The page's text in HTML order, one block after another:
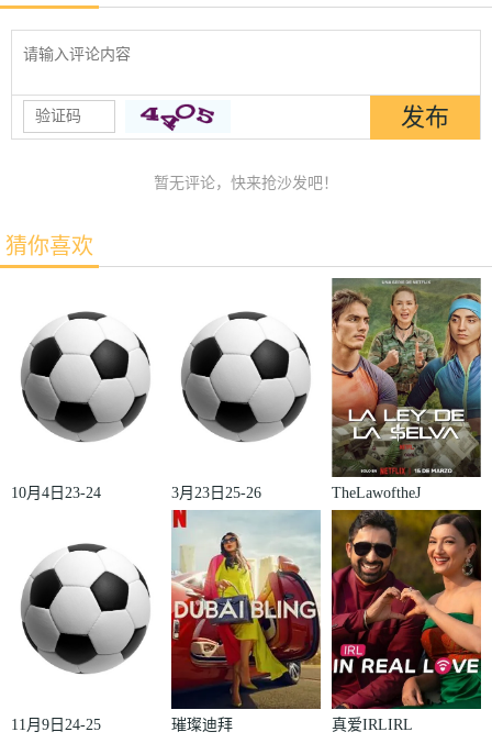
暂无评论，快来抢沙发吧！
猜你喜欢
10月4日23-24
赛第2轮那不
勒斯VS皇家
马德里
3月23日25-26
赛季法甲第27
轮雷恩VS梅
斯
TheLawoftheJ
ungle
11月9日24-25
璀璨迪拜 真爱IRLIRL